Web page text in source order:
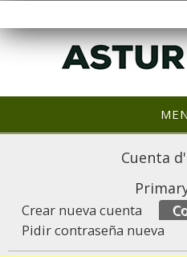
Cuenta
Crear nueva cuenta
Pidir contraseña nueva